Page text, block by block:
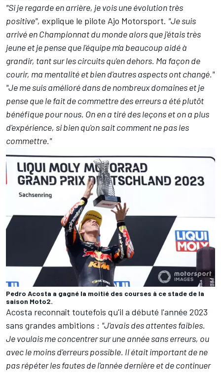
"Si je regarde en arrière, je vois une évolution très
positive", explique le pilote Ajo Motorsport. "Je suis
arrivé en Championnat du monde alors que j'étais très
jeune et je pense que l'équipe m'a beaucoup aidé à
grandir, tant sur les circuits qu'en dehors. Ma façon de
courir, ma mentalité et bien d'autres aspects ont changé."
"Je me suis amélioré dans de nombreux domaines et je
pense que le fait de commettre des erreurs a été plutôt
bénéfique pour nous. On en a tiré des leçons et on a plus
d'expérience, si bien qu'on sait comment ne pas les
commettre."
Pedro Acosta a gagné la moitié des courses à ce stade de la
saison Moto2.
Acosta reconnaît toutefois qu'il a débuté l'année 2023
sans grandes ambitions : "J'avais des attentes faibles.
Je voulais me concentrer sur une année sans erreurs, ou
avec le moins d'erreurs possible. Il était important de ne
pas répéter les fautes de l'année dernière et de continuer